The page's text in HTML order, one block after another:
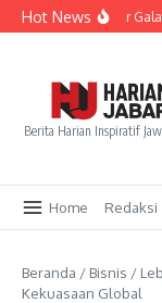
Lewati ke konten
Hot NewsKPID Jabar
Berita Harian Inspiratif
Home Redaksi
Beranda / Bisnis /
Kekuasaan Global